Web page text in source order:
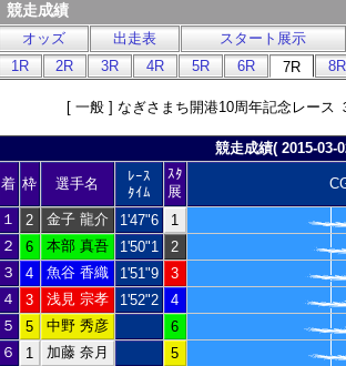
競走成績
オッズ 出走表
スタート展示
1R
2R 3R 4R 5R 6R 7R 8R
[ 一般 ] なぎさまち開港10周年記念
競走成績( 2015-03-
着 枠 選手名
ﾚｰｽ
ﾀｲﾑ
ｽﾀ
展
１ 2 金子 龍介 1'47"6
1
２
6 本部 真吾 1'50"1
2
３
4 魚谷 香織 1'51"9
3
４
3 浅見 宗孝 1'52"2
4
５
5 中野 秀彦
6
６
1 加藤 奈月 5